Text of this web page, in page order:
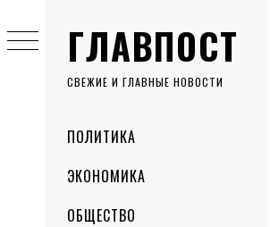
ГЛАВПОСТ
СВЕЖИЕ И ГЛАВНЫЕ НОВОСТИ
MenuПОЛИТИКА
ЭКОНОМИКА
ОБЩЕСТВО
to
content